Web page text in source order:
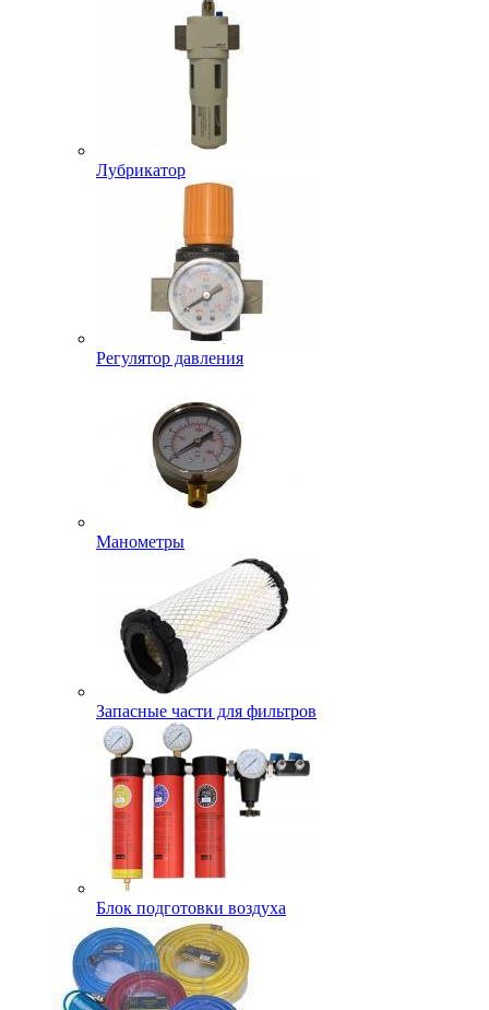
Лубрикатор
Регулятор давления
Манометры
Запасные части для фильтров
Блок подготовки воздуха